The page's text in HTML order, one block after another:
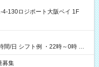
4-130ロジポート大阪ベイ 1F
/日 シフト例 ・22時～0時 入
の上、申請してください。
募集